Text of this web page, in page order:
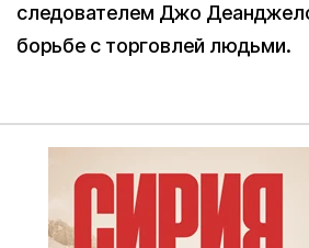
следователем Джо
борьбе с торговлей людьми.